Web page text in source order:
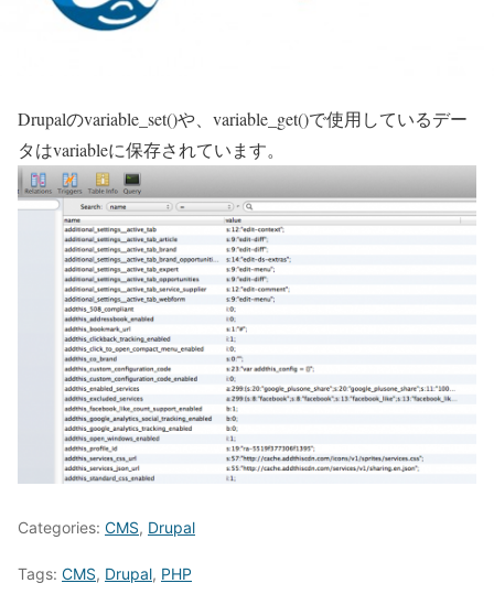
Drupalのvariable_set()や、variable_get()で使用しているデー
タはvariableに保存されています。
Categories: CMS, Drupal
Tags: CMS, Drupal, PHP